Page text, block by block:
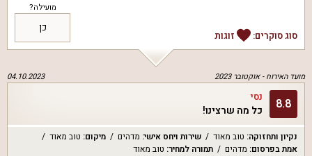
סוג סוקרים: זוגות
מועילה?
כן
מועד האירוח -אוקטובר 2023 04.10.2023
8.8 נסי
כל מה שרצינו!
נקיון ותחזוקה: טוב מאוד שירות ויחס אישי: מדהים מיקום: טוב מאוד
אמת בפרסום: מדהים תמורה למחיר: טוב מאוד